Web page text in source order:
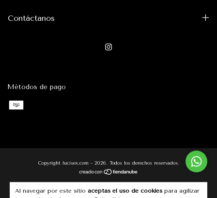
Al navegar por este sitio aceptas el uso de cookies para agilizar
Contáctanos
Métodos de pago
Copyright lucisex.com - 2026. Todos los derechos reservados.